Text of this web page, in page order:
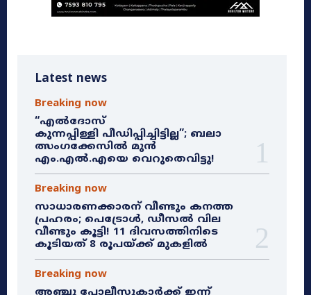
Latest news
Breaking now
“എൽദോസ്
കുന്നപ്പിള്ളി പീഡിപ്പിച്ചിട്ടില്ല”; ബലാ
ത്സംഗക്കേസിൽ മുൻ
എം.എൽ.എയെ വെറുതെവിട്ടു!
Breaking now
സാധാരണക്കാരന് വീണ്ടും കനത്ത
പ്രഹരം; പെട്രോൾ, ഡീസൽ വില
വീണ്ടും കൂട്ടി! 11 ദിവസത്തിനിടെ
കൂടിയത് 8 രൂപയ്ക്ക് മുകളിൽ
Breaking now
അഞ്ചു പോലീസുകാർക്ക് ഇന്ന്